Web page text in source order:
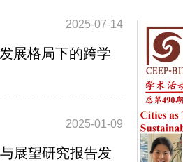
2025-07-14
展格局下的跨学
2025-01-09
展望研究报告发